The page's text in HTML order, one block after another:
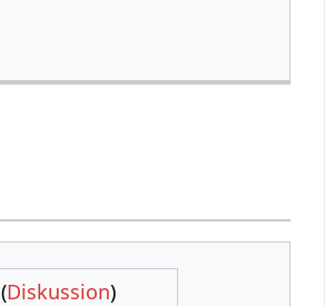
(Diskussion)